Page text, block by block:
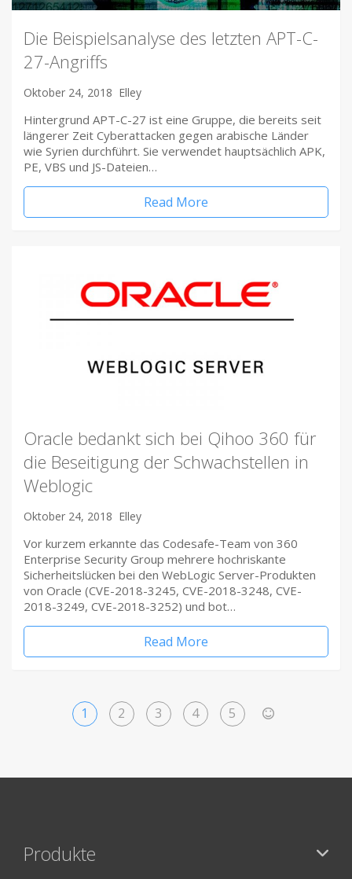
Die Beispielsanalyse des letzten APT-C-
27-Angriffs
Oktober 24, 2018 Elley
Hintergrund APT-C-27 ist eine Gruppe, die bereits seit
längerer Zeit Cyberattacken gegen arabische Länder
wie Syrien durchführt. Sie verwendet hauptsächlich APK,
PE, VBS und JS-Dateien…
Read More
Oracle bedankt sich bei Qihoo 360 für
die Beseitigung der Schwachstellen in
Weblogic
Oktober 24, 2018 Elley
Vor kurzem erkannte das Codesafe-Team von 360
Enterprise Security Group mehrere hochriskante
Sicherheitslücken bei den WebLogic Server-Produkten
von Oracle (CVE-2018-3245, CVE-2018-3248, CVE-
2018-3249, CVE-2018-3252) und bot…
Read More
1 2 3 4 5
Produkte